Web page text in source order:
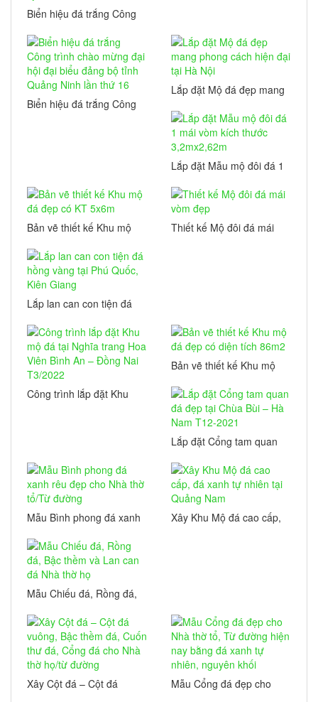
Biển hiệu đá trắng Công
đại biểu đảng bộ tỉnh
Thái Nguyên lần 21
nhiệm kỳ 2025-2030
Biển hiệu đá trắng Công
Lắp đặt Mộ đá đẹp mang
Hà Nội
Lắp đặt Mẫu mộ đôi đá 1
3,2mx2,62m
Bản vẽ thiết kế Khu mộ
Thiết kế Mộ đôi đá mái
Lắp lan can con tiện đá
Kiên Giang
Công trình lắp đặt Khu
Bản vẽ thiết kế Khu mộ
86m2
Lắp đặt Cổng tam quan
Nam T12-2021
Mẫu Bình phong đá xanh
tổ/Từ đường
Xây Khu Mộ đá cao cấp,
Mẫu Chiếu đá, Rồng đá,
Nhà thờ họ
Xây Cột đá – Cột đá
Mẫu Cổng đá đẹp cho